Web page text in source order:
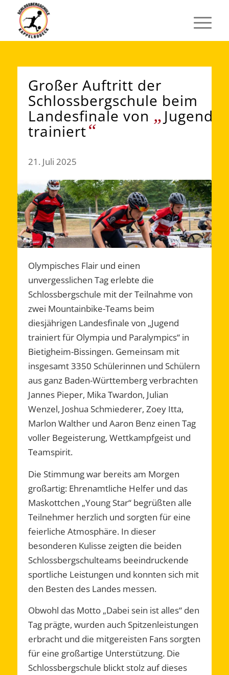
Großer Auftritt der
Schlossbergschule beim
Landesfinale von „ Jugend
trainiert“
21. Juli 2025
Olympisches Flair und einen
unvergesslichen Tag erlebte die
Schlossbergschule mit der Teilnahme von
zwei Mountainbike-Teams beim
diesjährigen Landesfinale von „Jugend
trainiert für Olympia und Paralympics“ in
Bietigheim-Bissingen. Gemeinsam mit
insgesamt 3350 Schülerinnen und Schülern
aus ganz Baden-Württemberg verbrachten
Jannes Pieper, Mika Twardon, Julian
Wenzel, Joshua Schmiederer, Zoey Itta,
Marlon Walther und Aaron Benz einen Tag
voller Begeisterung, Wettkampfgeist und
Teamspirit.
Die Stimmung war bereits am Morgen
großartig: Ehrenamtliche Helfer und das
Maskottchen „Young Star“ begrüßten alle
Teilnehmer herzlich und sorgten für eine
feierliche Atmosphäre. In dieser
besonderen Kulisse zeigten die beiden
Schlossbergschulteams beeindruckende
sportliche Leistungen und konnten sich mit
den Besten des Landes messen.
Obwohl das Motto „Dabei sein ist alles“ den
Tag prägte, wurden auch Spitzenleistungen
erbracht und die mitgereisten Fans sorgten
für eine großartige Unterstützung. Die
Schlossbergschule blickt stolz auf dieses